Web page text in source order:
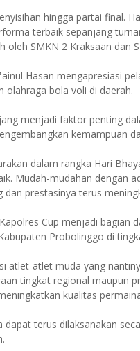
hingga partai final.
terbaik sepanjang
SMKN 2 Kraksaan dan
Hasan mengapresiasi
olahraga bola voli di daerah.
menjadi faktor penting
kemampuan
dalam rangka Hari
Mudah-mudahan dengan
prestasinya terus
Cup menjadi bagian
Probolinggo di
atlet-atlet muda yang
tingkat regional maupun
kualitas
terus dilaksanakan